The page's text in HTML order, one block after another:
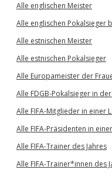
Alle englischen Meister
Alle englischen Pokalsieger
Alle estnischen Meister
Alle estnischen Pokalsieger
Alle Europameister der
Alle FDGB-Pokalsieger in
Alle FIFA-Mitglieder in einer
Alle FIFA-Präsidenten in
Alle FIFA-Trainer des Jahres
Alle FIFA-Trainer*innen des